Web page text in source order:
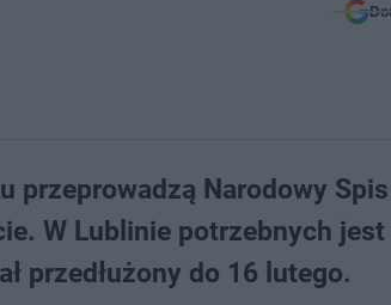
przeprowadzą Narodowy Spis
W Lublinie potrzebnych
przedłużony do 16 lutego.